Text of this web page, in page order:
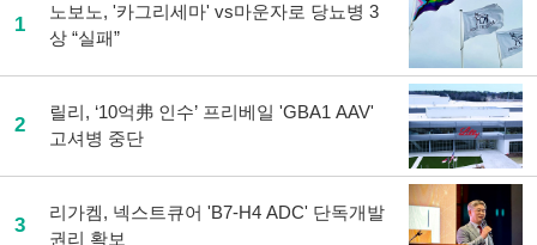
1
노보노, '카그리세마' vs마운자로 당뇨병 3
상 “실패”
2
릴리, ‘10억弗 인수’ 프리베일 'GBA1 AAV'
고셔병 중단
3
리가켐, 넥스트큐어 'B7-H4 ADC' 단독개발
권리 확보